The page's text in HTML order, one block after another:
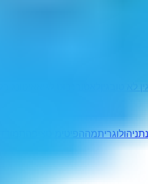
גין לא טוב
לוגריתמההפיטימ סציפ